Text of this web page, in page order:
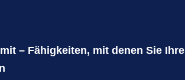
– Fähigkeiten, mit denen Sie Ihre